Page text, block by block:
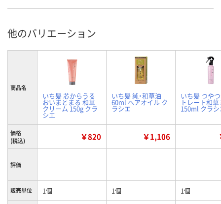
他のバリエーション
商品名
いち髪 芯からうる
おいまとまる 和草
クリーム 150g クラ
シエ
いち髪 純・和草油
60ml ヘアオイル ク
ラシエ
いち髪 つや
トレート和
150ml クラ
価格
(税込)
￥820 ￥1,106
評価
販売単位 1個 1個 1個